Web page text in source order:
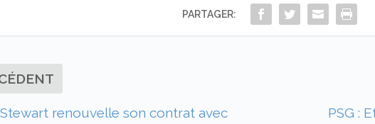
PARTAGER:
renouvelle son contrat avec
PSG :